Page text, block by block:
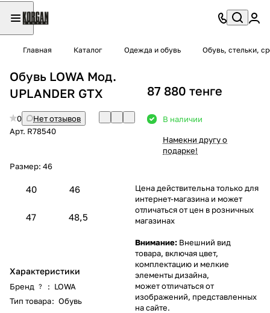
Главная Каталог Одежда и обувь Обувь, стельки,
Обувь LOWA Мод.
UPLANDER GTX
0
Нет отзывов
Арт. R78540
Размер: 46
40 46
47 48,5
Характеристики
Бренд ? : LOWA
Тип товара: Обувь
87 880 тенге
В наличии
Намекни другу о
подарке!
Цена действительна только для
интернет-магазина и может
отличаться от цен в розничных
магазинах
Внимание: Внешний вид
товара, включая цвет,
комплектацию и мелкие
элементы дизайна,
может отличаться от
изображений, представленных
на сайте.